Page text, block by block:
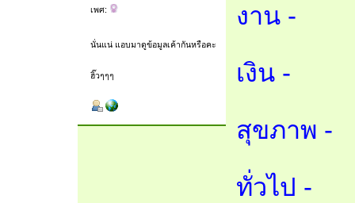
เพศ:
นั่นแน่ แอบมาดูข้อมูลเค้ากันหรือคะ
ฮิ๊วๆๆๆ
งาน -
เงิน -
สุขภาพ -
ทั่วไป -